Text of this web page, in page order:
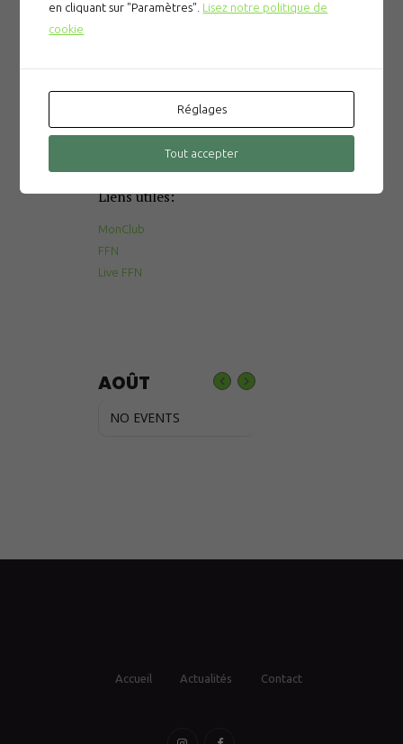
Prévention des noyades
Le gala du CNPM
La tombola du CNPM
Liens utiles:
MonClub
FFN
Live FFN
AOÛT
NO EVENTS
Accueil Actualités Contact
en cliquant sur "Paramètres". Lisez notre politique de
cookie
Réglages
Tout accepter